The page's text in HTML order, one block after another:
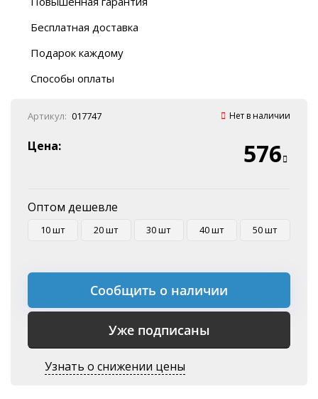
Бесплатная доставка
Автобусы (по ЮФО)
“BlaBlaCar” (по ЮФО)
Подарок каждому
Способы оплаты
Наличные
Эквайринг
Артикул: 017747 Нет в наличии
Цена: 576
Оптом дешевле
10 шт 20 шт 30 шт 40 шт 50 шт
Сообщить о наличии
Уже подписаны
Узнать о снижении цены